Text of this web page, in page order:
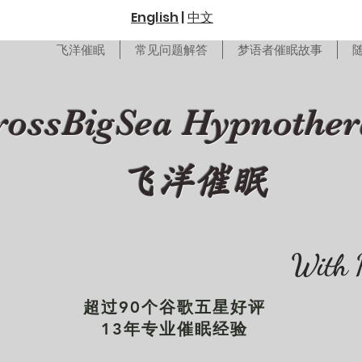
English | 中文
飞洋催眠 常见问题解答 梦语者催眠故事
飞洋催眠
With
超过90个谷歌五星好评
13年专业催眠经验